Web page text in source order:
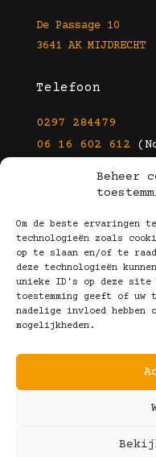
Beheer
Om de beste ervaringen
technologieën zoals
op te slaan en/of te
deze technologieën
unieke ID's op deze site
toestemming geeft of
nadelige invloed hebben
mogelijkheden.
De Passage 10
3641 AK MIJDRECHT
Telefoon
0297 284479
06 16 602 612
Volg Ons!
Copyright